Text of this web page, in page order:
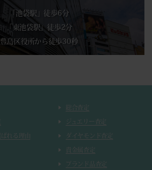
「池袋駅」徒歩6分
「東池袋駅」徒歩2分
豊島区役所から徒歩30秒
れる理由
総合査定
ジュエリー査定
ダイヤモンド査定
貴金属査定
ブランド品査定